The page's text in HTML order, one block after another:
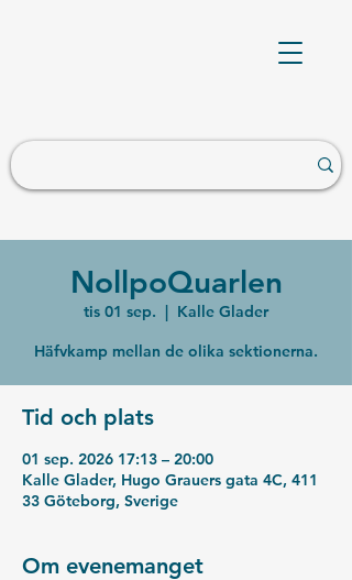
NollpoQuarlen
tis 01 sep.
  |
Kalle Glader
Häfvkamp mellan de olika sektionerna.
Tid och plats
01 sep. 2026 17:13 – 20:00
Kalle Glader, Hugo Grauers gata 4C, 411
33 Göteborg, Sverige
Om evenemanget